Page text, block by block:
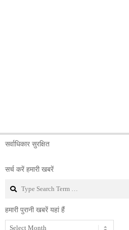
सर्वाधिकार सुरक्षित
सर्च करें हमारी खबरें
हमारी पुरानी खबरें यहां हैं
हमारी